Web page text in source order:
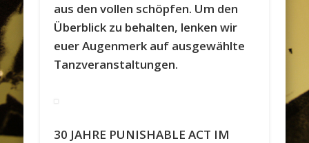
aus den vollen schöpfen. Um den
Überblick zu behalten, lenken wir
euer Augenmerk auf ausgewählte
Tanzveranstaltungen.
30 JAHRE PUNISHABLE ACT IM